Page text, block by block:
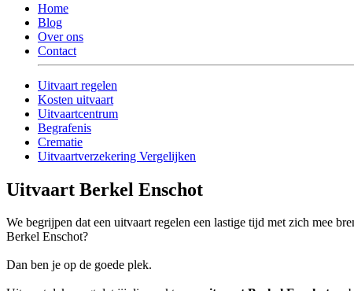
Home
Blog
Over ons
Contact
Uitvaart regelen
Kosten uitvaart
Uitvaartcentrum
Begrafenis
Crematie
Uitvaartverzekering Vergelijken
Uitvaart Berkel Enschot
We begrijpen dat een uitvaart regelen een lastige tijd met zich mee
Berkel Enschot?
Dan ben je op de goede plek.